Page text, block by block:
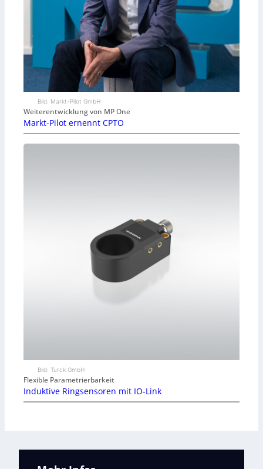
Bild: Markt-Pilot GmbH
Weiterentwicklung von MP One
Markt-Pilot ernennt CPTO
Bild: Turck GmbH
Flexible Parametrierbarkeit
Induktive Ringsensoren mit IO-Link